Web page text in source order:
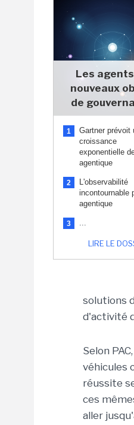
Les
nouveaux
de
1
Gartner prévoit
croissance
exponentielle
agentique
2
L'observabilité
incontournable
agentique
3 ...
LIRE LE
solutions
d'activité
Selon
véhicules
réussite
ces
aller